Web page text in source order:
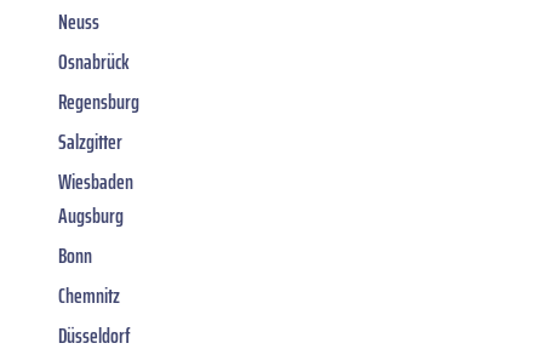
Neuss
Osnabrück
Regensburg
Salzgitter
Wiesbaden
Augsburg
Bonn
Chemnitz
Düsseldorf